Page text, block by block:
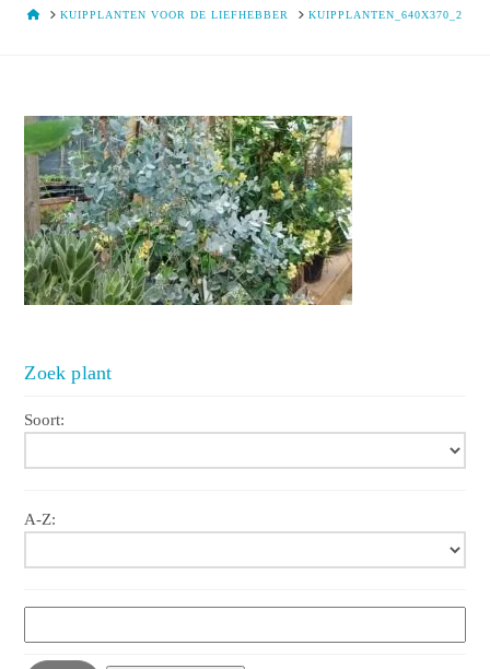
HOMEKUIPPLANTEN VOOR DE LIEFHEBBER KUIPPLANTEN_640X370_2
Zoek plant
Soort:
A-Z: